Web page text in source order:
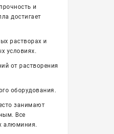
и
достигает
растворах и
условиях.
от растворения
оборудования.
занимают
Все
алюминия.